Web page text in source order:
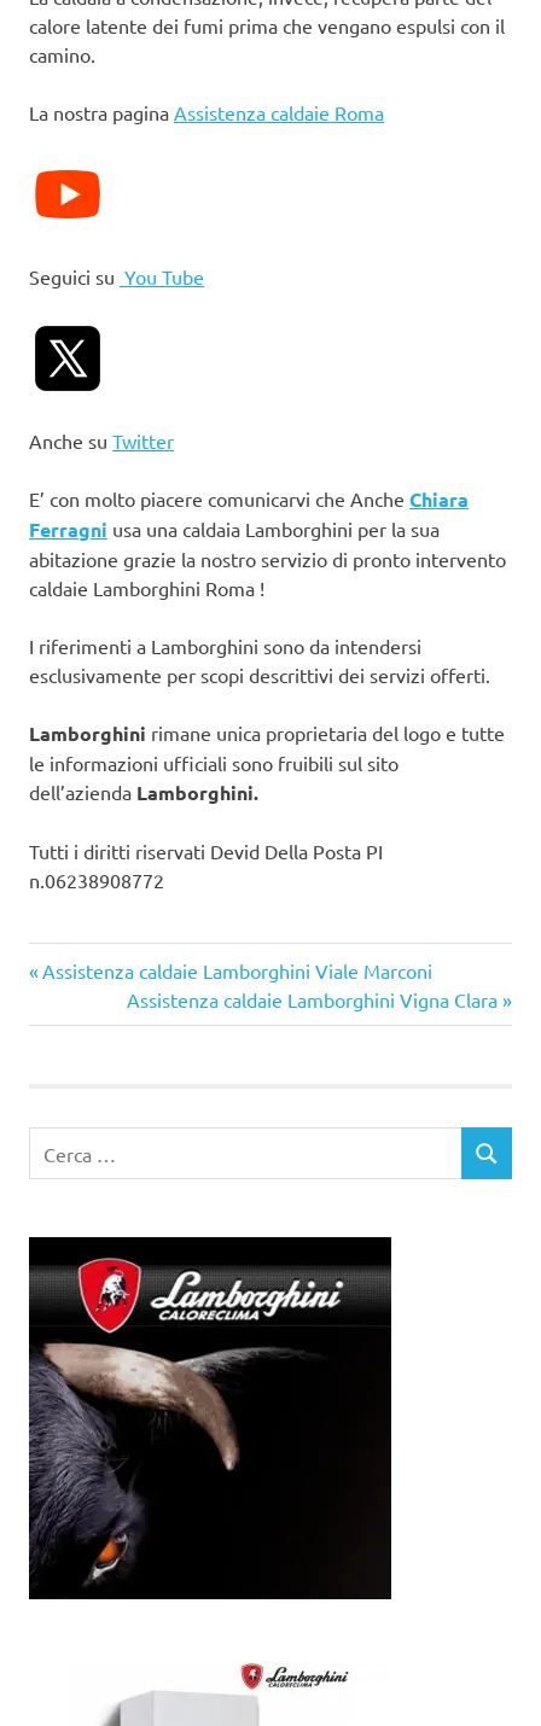
calore latente dei fumi prima che vengano espulsi con il
camino.
La nostra pagina Assistenza caldaie Roma
Seguici su You Tube
Anche su Twitter
E’ con molto piacere comunicarvi che Anche Chiara
Ferragni usa una caldaia Lamborghini per la sua
abitazione grazie la nostro servizio di pronto intervento
caldaie Lamborghini Roma !
I riferimenti a Lamborghini sono da intendersi
esclusivamente per scopi descrittivi dei servizi offerti.
Lamborghini rimane unica proprietaria del logo e tutte
le informazioni ufficiali sono fruibili sul sito
dell’azienda Lamborghini.
Tutti i diritti riservati Devid Della Posta PI
n.06238908772
Navigazione
articoli
Articolo
precedente:
Assistenza caldaie Lamborghini Viale Marconi
Articolo
successivo:
Assistenza caldaie Lamborghini Vigna Clara
per:
CERCA